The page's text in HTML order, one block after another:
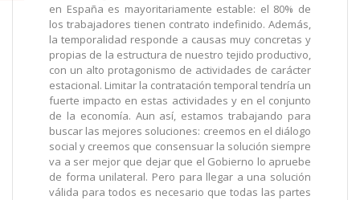
en España es mayoritariamente estable: el 80% de
los trabajadores tienen contrato indefinido. Además,
la temporalidad responde a causas muy concretas y
propias de la estructura de nuestro tejido productivo,
con un alto protagonismo de actividades de carácter
estacional. Limitar la contratación temporal tendría un
fuerte impacto en estas actividades y en el conjunto
de la economía. Aun así, estamos trabajando para
buscar las mejores soluciones: creemos en el diálogo
social y creemos que consensuar la solución siempre
va a ser mejor que dejar que el Gobierno lo apruebe
de forma unilateral. Pero para llegar a una solución
válida para todos es necesario que todas las partes